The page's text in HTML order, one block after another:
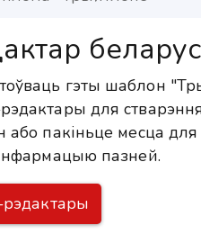
гэты шаблон
для
пакіньце месца
пазней.